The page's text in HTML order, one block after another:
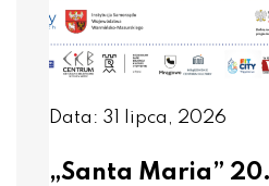
Data: 31 lipca, 2026
„Santa Maria”